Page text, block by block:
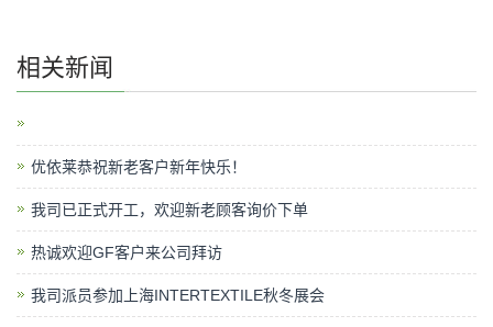
相关新闻
优依莱恭祝新老客户新年快乐！
我司已正式开工，欢迎新老顾客询价下单
热诚欢迎GF客户来公司拜访
我司派员参加上海INTERTEXTILE秋冬展会